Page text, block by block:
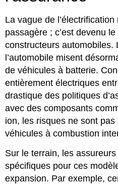
La vague de l’électrification
passagère ; c’est devenu
constructeurs automobiles.
l’automobile misent
de véhicules à batterie.
entièrement électriques
drastique des politiques
avec des composants
ion, les risques ne sont pas
véhicules à combustion
Sur le terrain, les
spécifiques pour ces
expansion. Par exemple,